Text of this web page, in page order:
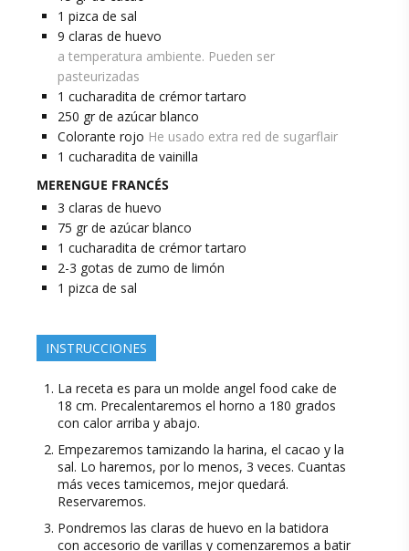
1 pizca de sal
9 claras de huevo
a temperatura ambiente. Pueden ser
pasteurizadas
1 cucharadita de crémor tartaro
250 gr de azúcar blanco
Colorante rojo He usado extra red de sugarflair
1 cucharadita de vainilla
MERENGUE FRANCÉS
3 claras de huevo
75 gr de azúcar blanco
1 cucharadita de crémor tartaro
2-3 gotas de zumo de limón
1 pizca de sal
INSTRUCCIONES
La receta es para un molde angel food cake de
18 cm. Precalentaremos el horno a 180 grados
con calor arriba y abajo.
Empezaremos tamizando la harina, el cacao y la
sal. Lo haremos, por lo menos, 3 veces. Cuantas
más veces tamicemos, mejor quedará.
Reservaremos.
Pondremos las claras de huevo en la batidora
con accesorio de varillas y comenzaremos a batir